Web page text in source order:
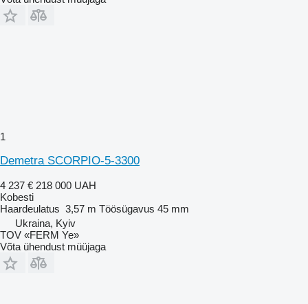
1
Demetra SCORPIO-5-3300
4 237 € 218 000 UAH
Kobesti
Haardeulatus 3,57 m Töösügavus 45 mm
Ukraina, Kyiv
TOV «FERM Ye»
Võta ühendust müüjaga